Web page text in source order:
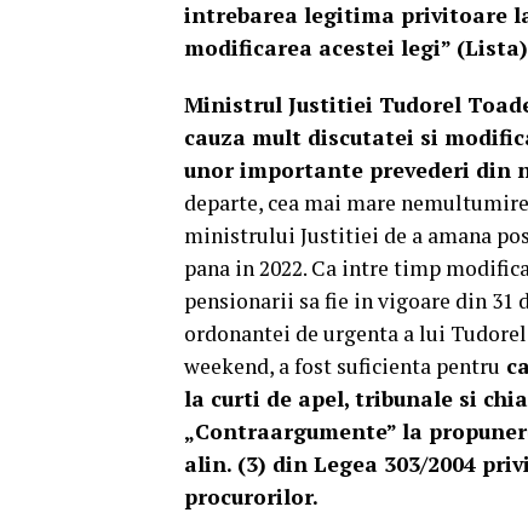
intrebarea legitima privitoare
modificarea acestei legi” (Lista)
Ministrul Justitiei Tudorel
cauza mult discutatei si
unor importante prevederi din
departe, cea mai mare
ministrului Justitiei de a amana
pana in 2022. Ca intre timp
pensionarii sa fie in vigoare din 31
ordonantei de urgenta a lui
weekend, a fost suficienta pentru
la curti de apel, tribunale si
„Contraargumente” la
alin. (3) din Legea 303/2004
procurorilor.